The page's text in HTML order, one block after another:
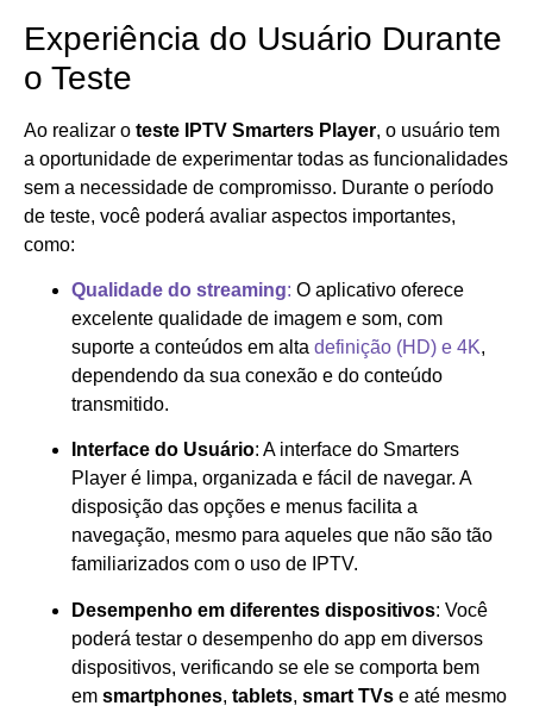
Experiência do Usuário Durante
o Teste
Ao realizar o teste IPTV Smarters Player, o usuário tem
a oportunidade de experimentar todas as funcionalidades
sem a necessidade de compromisso. Durante o período
de teste, você poderá avaliar aspectos importantes,
como:
Qualidade do streaming: O aplicativo oferece
excelente qualidade de imagem e som, com
suporte a conteúdos em alta definição (HD) e 4K,
dependendo da sua conexão e do conteúdo
transmitido.
Interface do Usuário: A interface do Smarters
Player é limpa, organizada e fácil de navegar. A
disposição das opções e menus facilita a
navegação, mesmo para aqueles que não são tão
familiarizados com o uso de IPTV.
Desempenho em diferentes dispositivos: Você
poderá testar o desempenho do app em diversos
dispositivos, verificando se ele se comporta bem
em smartphones, tablets, smart TVs e até mesmo